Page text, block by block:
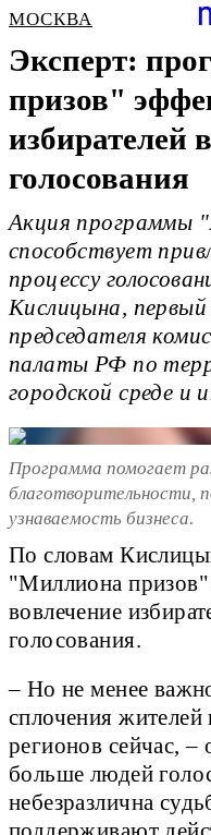
МОСКВА
Эксперт:
призов"
избирателей
голосования
Акция программы
способствует
процессу
Кислицына,
председателя
палаты РФ по
городской среде и
Программа помогает
благотворительности,
узнаваемость бизнеса.
По словам
"Миллиона
вовлечение
голосования.
– Но не менее
сплочения жителей
регионов сейчас, –
больше людей
небезразлична